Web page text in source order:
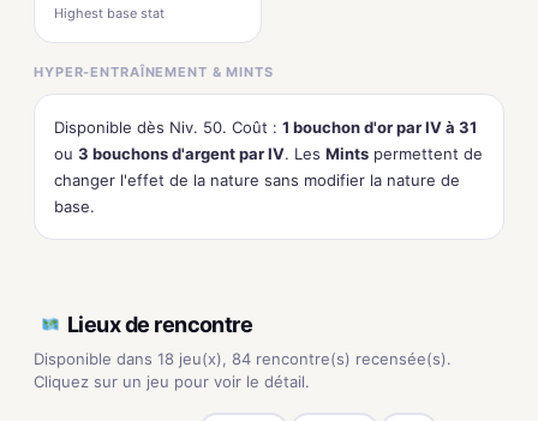
Highest base stat
HYPER-ENTRAÎNEMENT & MINTS
Disponible dès Niv. 50. Coût : 1 bouchon d'or par IV à 31
ou 3 bouchons d'argent par IV. Les Mints permettent de
changer l'effet de la nature sans modifier la nature de
base.
Lieux de rencontre
Disponible dans 18 jeu(x), 84 rencontre(s) recensée(s).
Cliquez sur un jeu pour voir le détail.